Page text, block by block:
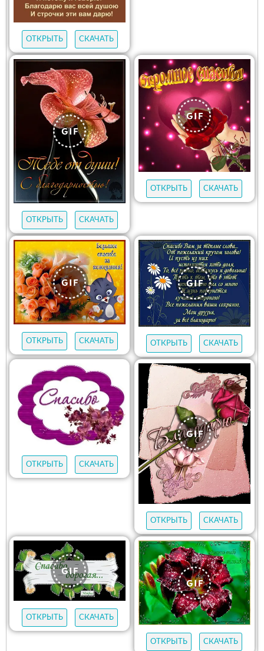
ОТКРЫТЬ СКАЧАТЬ
ОТКРЫТЬ СКАЧАТЬ
ОТКРЫТЬ СКАЧАТЬ
ОТКРЫТЬ СКАЧАТЬ ОТКРЫТЬ СКАЧАТЬ
ОТКРЫТЬ СКАЧАТЬ
ОТКРЫТЬ СКАЧАТЬ
ОТКРЫТЬ СКАЧАТЬ
ОТКРЫТЬ СКАЧАТЬ